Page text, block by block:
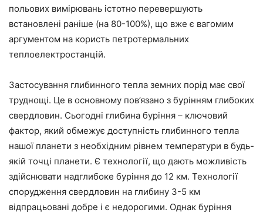
польових вимірювань істотно перевершують
встановлені раніше (на 80-100%), що вже є вагомим
аргументом на користь петротермальних
теплоелектростанцій.
Застосування глибинного тепла земних порід має свої
труднощі. Це в основному пов’язано з бурінням глибоких
свердловин. Сьогодні глибина буріння – ключовий
фактор, який обмежує доступність глибинного тепла
нашої планети з необхідним рівнем температури в будь-
якій точці планети. Є технології, що дають можливість
здійснювати надглибоке буріння до 12 км. Технології
спорудження свердловин на глибину 3-5 км
відпрацьовані добре і є недорогими. Однак буріння